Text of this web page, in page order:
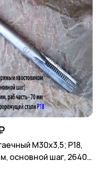
М30х3,5; Р18,
основной шаг, 2640-